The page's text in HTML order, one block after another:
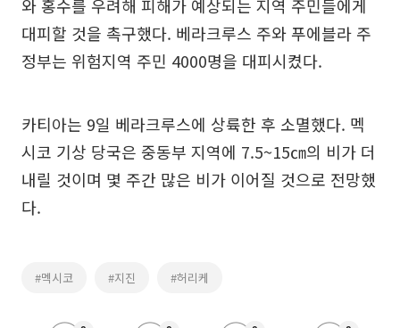
와 홍수를 우려해 피해가 예상되는 지역 주민들에게
대피할 것을 촉구했다. 베라크루스 주와 푸에블라 주
정부는 위험지역 주민 4000명을 대피시켰다.
카티아는 9일 베라크루스에 상륙한 후 소멸했다. 멕
시코 기상 당국은 중동부 지역에 7.5~15㎝의 비가 더
내릴 것이며 몇 주간 많은 비가 이어질 것으로 전망했
다.
#멕시코 #지진 #허리케